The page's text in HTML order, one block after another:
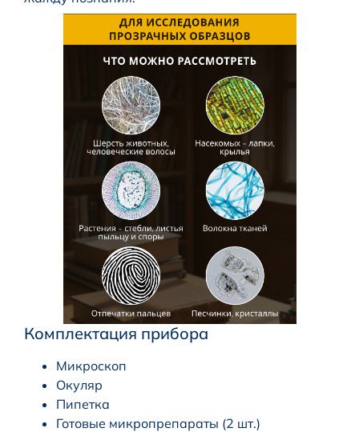
Комплектация прибора
Микроскоп
Окуляр
Пипетка
Готовые микропрепараты (2 шт.)